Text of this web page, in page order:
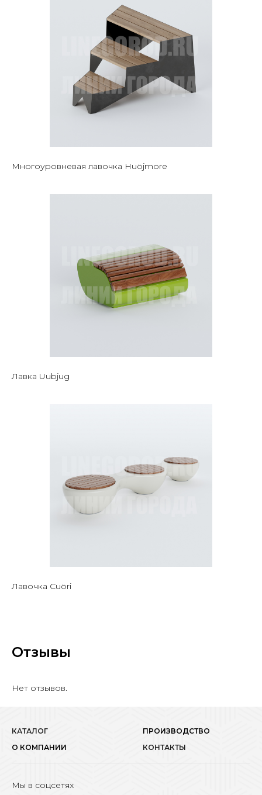
Многоуровневая лавочка Huöjmore
Лавка Uubjug
Лавочка Cuöri
Отзывы
Нет отзывов.
КАТАЛОГ
ПРОИЗВОДСТВО
О КОМПАНИИ
КОНТАКТЫ
Мы в соцсетях